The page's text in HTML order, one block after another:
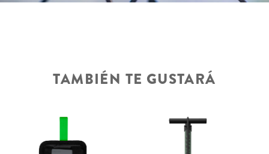
TAMBIÉN TE GUSTARÁ